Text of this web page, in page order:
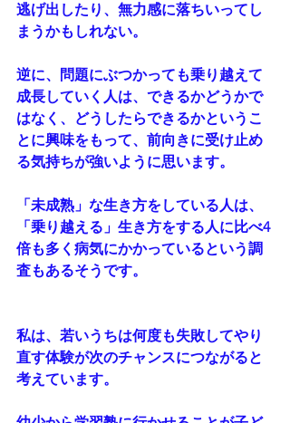
逃げ出したり、無力感に落ちいってし
まうかもしれない。
逆に、問題にぶつかっても乗り越えて
成長していく人は、できるかどうかで
はなく、どうしたらできるかというこ
とに興味をもって、前向きに受け止め
る気持ちが強いように思います。
「未成熟」な生き方をしている人は、
「乗り越える」生き方をする人に比べ4
倍も多く病気にかかっているという調
査もあるそうです。
私は、若いうちは何度も失敗してやり
直す体験が次のチャンスにつながると
考えています。